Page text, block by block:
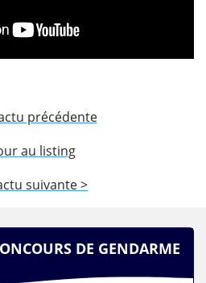
précédente
au listing
suivante >
DE GENDARME